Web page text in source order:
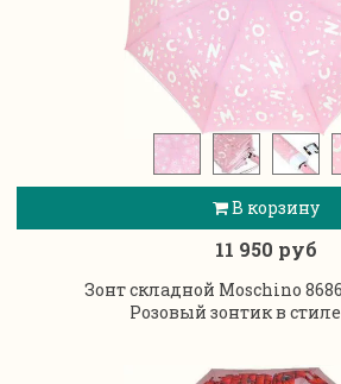
В корзину
11 950 руб
Зонт складной Moschino
Розовый зонтик в